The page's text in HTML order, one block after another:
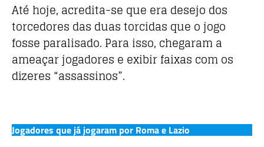
Até hoje, acredita-se que era desejo dos
torcedores das duas torcidas que o jogo
fosse paralisado. Para isso, chegaram a
ameaçar jogadores e exibir faixas com os
dizeres “assassinos”.
Jogadores que já jogaram por Roma e Lazio